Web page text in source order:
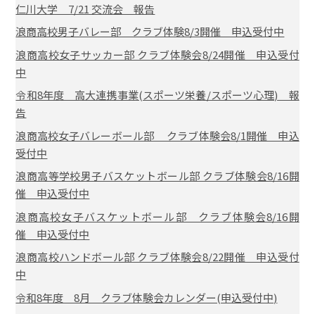
仁川大学 7/21 交流会 報告
浪商高校男子バレー部 クラブ体験8/3開催 申込受付中
浪商高校女子サッカー部 クラブ体験会8/24開催 申込受付
中
令和8年度 高大連携事業(スポーツ栄養/スポーツ心理) 報
告
浪商高校女子バレーボール部 クラブ体験会8/1開催 申込
受付中
浪商高等学校男子バスケットボール部 クラブ体験会8/16開
催 申込受付中
浪商高校女子バスケットボール部 クラブ体験会8/16開
催 申込受付中
浪商高校ハンドボール部 クラブ体験会8/22開催 申込受付
中
令和8年度 8月 クラブ体験会カレンダー(申込受付中)